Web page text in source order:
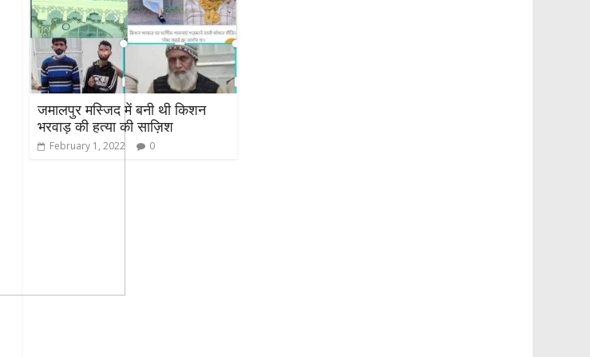
जमालपुर मस्जिद में बनी थी किशन
भरवाड़ की हत्या की साज़िश
February 1, 2022 0